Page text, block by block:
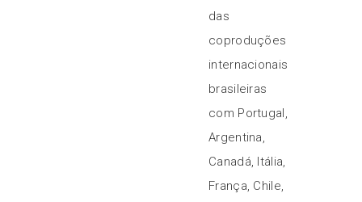
das
coproduções
internacionais
brasileiras
com Portugal,
Argentina,
Canadá, Itália,
França, Chile,